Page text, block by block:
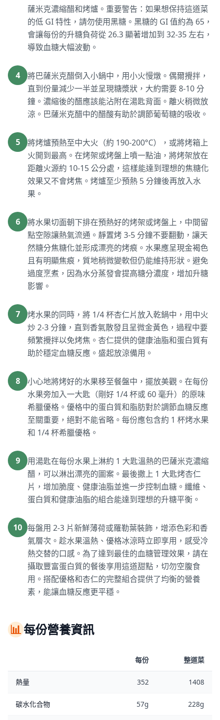
薩米克濃縮醋和烤爐。重要警告：如果想保持這道菜
的低 GI 特性，請勿使用黑糖。黑糖的 GI 值約為 65，
會讓每份的升糖負荷從 26.3 顯著增加到 32-35 左右，
導致血糖大幅波動。
4
將巴薩米克醋倒入小鍋中，用小火慢燉。偶爾攪拌，
直到份量減少一半並呈現糖漿狀，大約需要 8-10 分
鐘。濃縮後的醋應該能沾附在湯匙背面。離火稍微放
涼。巴薩米克醋中的醋酸有助於調節葡萄糖的吸收。
5
將烤爐預熱至中大火（約 190-200°C），或將烤箱上
火開到最高。在烤架或烤盤上噴一點油，將烤架放在
距離火源約 10-15 公分處，這樣能達到理想的焦糖化
效果又不會烤焦。烤爐至少預熱 5 分鐘後再放入水
果。
6
將水果切面朝下排在預熱好的烤架或烤盤上，中間留
點空隙讓熱氣流通。靜置烤 3-5 分鐘不要翻動，讓天
然糖分焦糖化並形成漂亮的烤痕。水果應呈現金褐色
且有明顯焦痕，質地稍微變軟但仍能維持形狀。避免
過度烹煮，因為水分蒸發會提高糖分濃度，增加升糖
影響。
7
烤水果的同時，將 1/4 杯杏仁片放入乾鍋中，用中火
炒 2-3 分鐘，直到香氣散發且呈微金黃色，過程中要
頻繁攪拌以免烤焦。杏仁提供的健康油脂和蛋白質有
助於穩定血糖反應。盛起放涼備用。
8
小心地將烤好的水果移至餐盤中，擺放美觀。在每份
水果旁加入一大匙（剛好 1/4 杯或 60 毫升）的原味
希臘優格。優格中的蛋白質和脂肪對於調節血糖反應
至關重要，絕對不能省略。每份應包含約 1 杯烤水果
和 1/4 杯希臘優格。
9
用湯匙在每份水果上淋約 1 大匙溫熱的巴薩米克濃縮
醋，可以淋出漂亮的圖案。最後撒上 1 大匙烤杏仁
片，增加脆度、健康油脂並進一步控制血糖。纖維、
蛋白質和健康油脂的組合能達到理想的升糖平衡。
10 每盤用 2-3 片新鮮薄荷或羅勒葉裝飾，增添色彩和香
氣層次。趁水果溫熱、優格冰涼時立即享用，感受冷
熱交替的口感。為了達到最佳的血糖管理效果，請在
攝取豐富蛋白質的餐後享用這道甜點，切勿空腹食
用。搭配優格和杏仁的完整組合提供了均衡的營養
素，能讓血糖反應更平穩。
📊每份營養資訊
每份 整道菜
熱量 352 1408
碳水化合物 57g 228g